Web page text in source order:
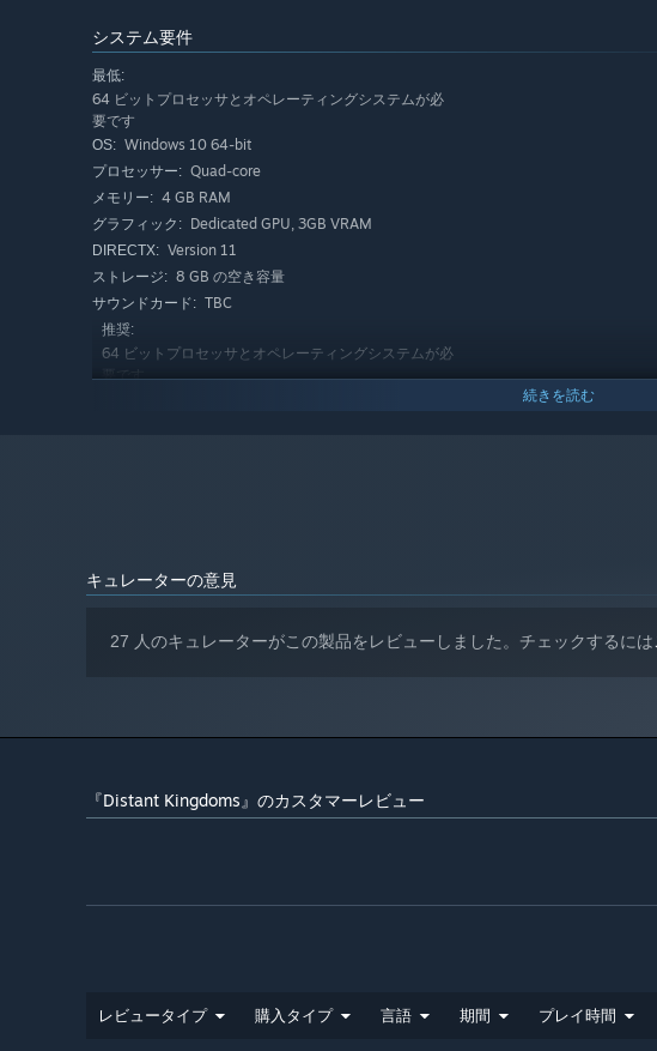
Help the humans, dwarves, elves and orcs come together across
システム要件
最低:
64 ビットプロセッサとオペレーティングシステムが必
要です
OS: Windows 10 64-bit
プロセッサー: Quad-core
メモリー: 4 GB RAM
グラフィック: Dedicated GPU, 3GB VRAM
DIRECTX: Version 11
ストレージ: 8 GB の空き容量
サウンドカード: TBC
推奨:
64 ビットプロセッサとオペレーティングシステムが必
要です
続きを読む
キュレーターの意見
27 人のキュレーターがこの製品をレビューしました。チェックするには
『Distant Kingdoms』のカスタマーレビュー
レビュータイプ 購入タイプ 言語 期間 プレイ時間